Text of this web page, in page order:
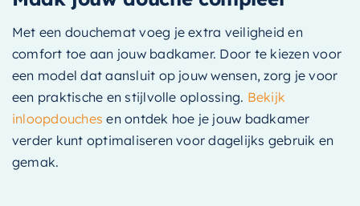
Met een douchemat voeg je extra veiligheid en
comfort toe aan jouw badkamer. Door te kiezen voor
een model dat aansluit op jouw wensen, zorg je voor
een praktische en stijlvolle oplossing. Bekijk
inloopdouches en ontdek hoe je jouw badkamer
verder kunt optimaliseren voor dagelijks gebruik en
gemak.